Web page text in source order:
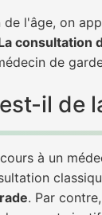
de l'âge, on
consultation
de
il de
à un
. Par